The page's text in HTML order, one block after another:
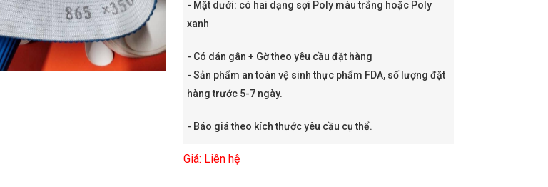
- Mặt dưới: có hai dạng sợi Poly màu trắng hoặc Poly
xanh
- Có dán gân + Gờ theo yêu cầu đặt hàng
- Sản phẩm an toàn vệ sinh thực phẩm FDA, số lượng đặt
hàng trước 5-7 ngày.
- Báo giá theo kích thước yêu cầu cụ thể.
Giá: Liên hệ